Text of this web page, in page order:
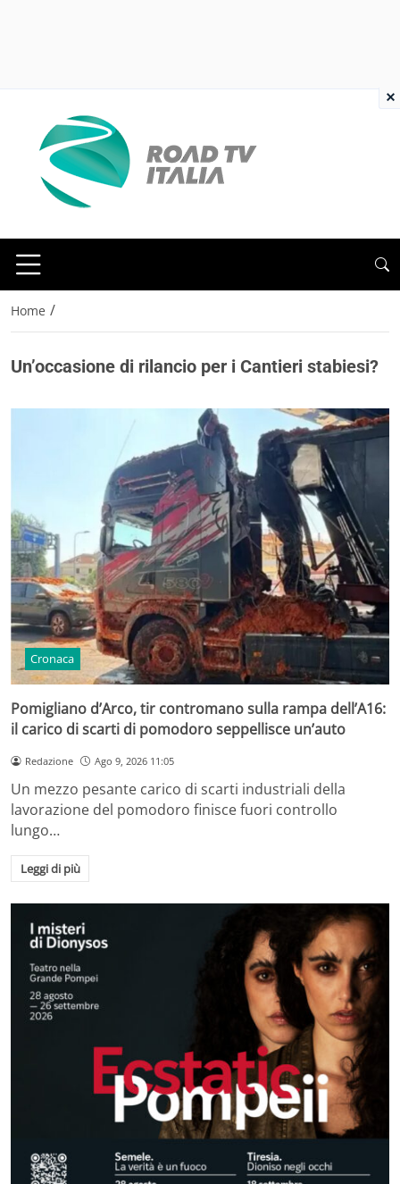
Home /
Un’occasione di rilancio per i Cantieri stabiesi?
Cronaca
Pomigliano d’Arco, tir contromano sulla rampa dell’A16:
il carico di scarti di pomodoro seppellisce un’auto
Redazione Ago 9, 2026 11:05
Un mezzo pesante carico di scarti industriali della
lavorazione del pomodoro finisce fuori controllo
lungo…
Leggi di più
×